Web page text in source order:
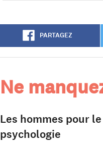
PARTAGEZ
Ne
Les hommes pour
psychologie